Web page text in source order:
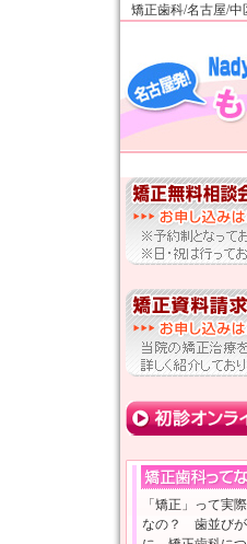
矯正歯科/名古屋/
「矯正」って実
なの？ 歯並びが